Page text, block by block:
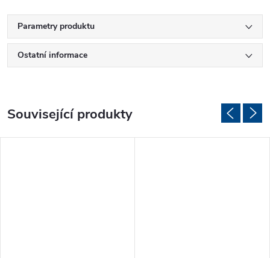
Parametry produktu
Ostatní informace
Související produkty